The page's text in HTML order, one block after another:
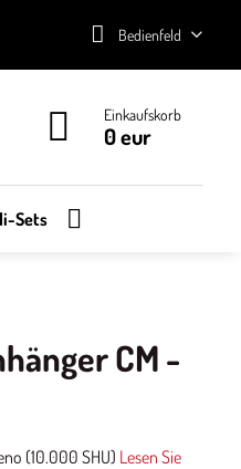
Bedienfeld
Einkaufskorb
0 eur
Sets
CM -
(10.000 SHU) Lesen Sie